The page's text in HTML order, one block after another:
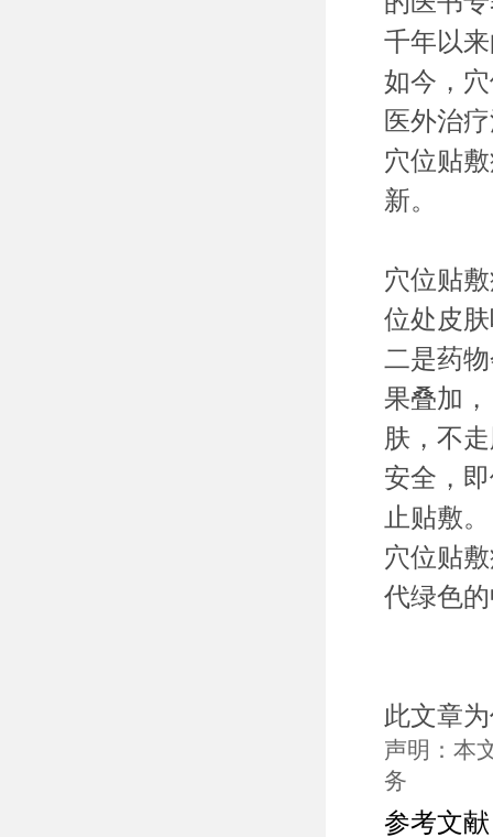
千年以
如今，
医外治
穴位贴
新。
穴位贴
位处皮
二是药
果叠加
肤，不
安全，
止贴敷。
穴位贴
代绿色
此文章
声明：本
务
参考文